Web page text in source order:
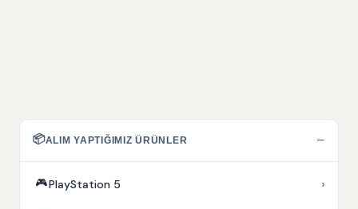
📦ALIM YAPTIĞIMIZ ÜRÜNLER −
🎮PlayStation 5 ›